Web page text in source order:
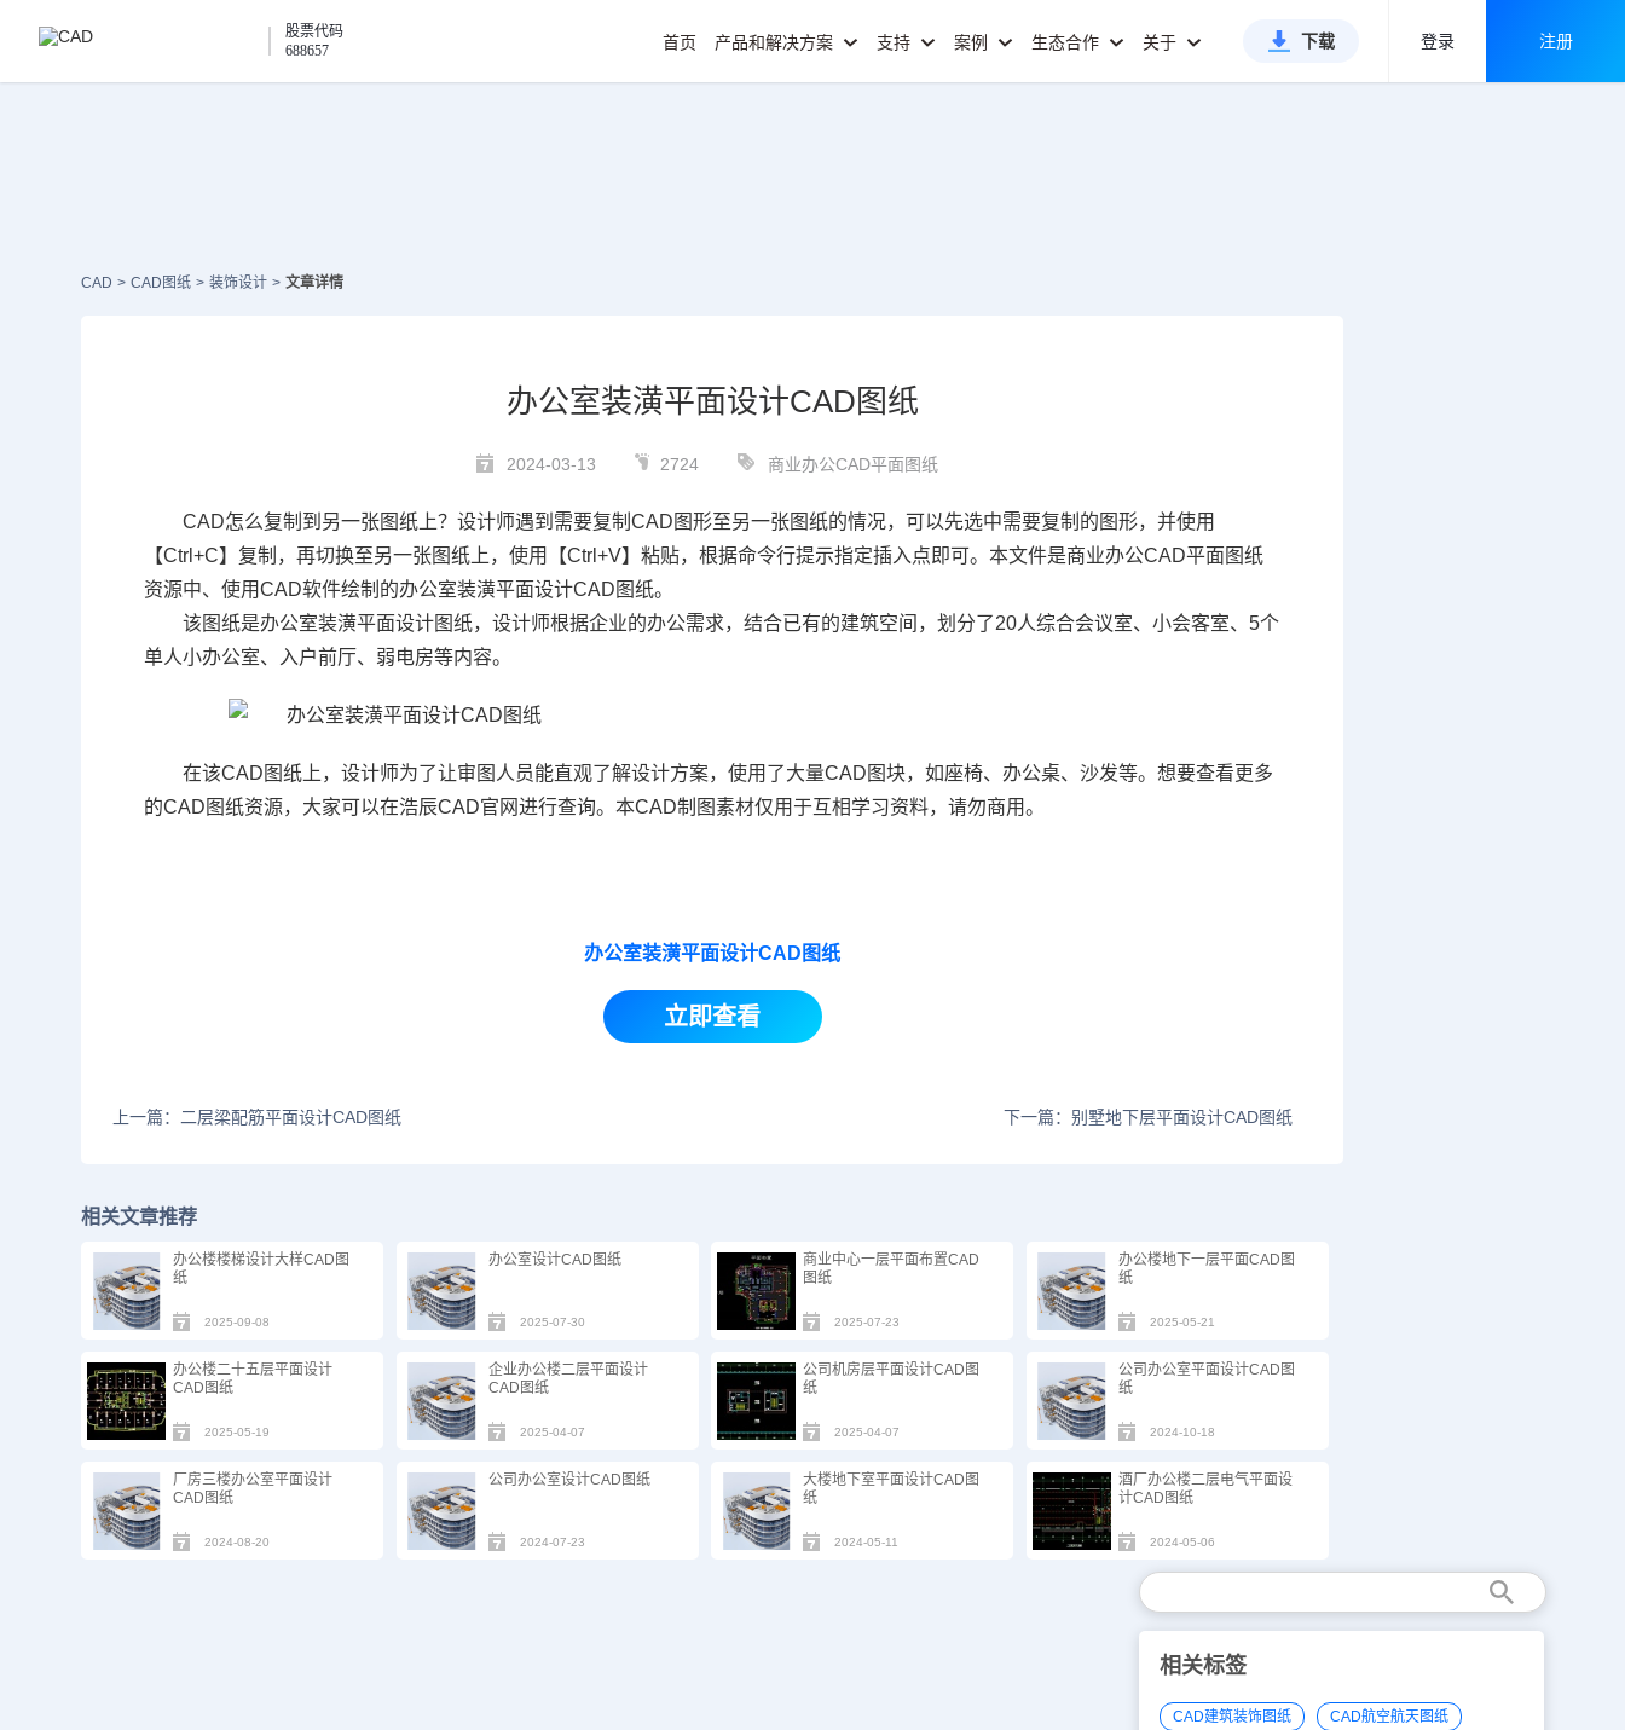
股票代码
688657
首页 产品和解决方案 支持 案例 生态合作 关于 下载 登录 注册
CAD > CAD图纸 > 装饰设计 > 文章详情
办公室装潢平面设计CAD图纸
2024-03-13 2724 商业办公CAD平面图纸
CAD怎么复制到另一张图纸上？设计师遇到需要复制CAD 图形至另一张图纸的情况，可以先选中需要复制的图形，并使用
【Ctrl+C】复制，再切换至另一张图纸上，使用【Ctrl+V】粘贴，根据命令行提示指定插入点即可。本文件是商业办公CAD平面图纸
资源中、使用CAD软件绘制的办公室装潢平面设计CAD图纸。
该图纸是办公室装潢平面设计图纸，设计师根据企业的办公需求，结合已有的建筑空间，划分了20人综合会议室、小会客室、5个
单人小办公室、入户前厅、弱电房等内容。
在该CAD图纸上，设计师为了让审图人员能直观了解设计方案，使用了大量CAD图块，如座椅、办公桌、沙发等。想要查看更多
的CAD图纸资源，大家可以在浩辰CAD官网进行查询。本CAD制图素材仅用于互相学习资料，请勿商用。
办公室装潢平面设计CAD图纸
立即查看
上一篇：二层梁配筋平面设计CAD图纸 下一篇：别墅地下层平面设计CAD图纸
相关文章推荐
办公楼楼梯设计大样CAD图
纸
2025-09-08
办公室设计CAD图纸
2025-07-30
商业中心一层平面布置CAD
图纸
2025-07-23
办公楼地下一层平面CAD图
纸
2025-05-21
办公楼二十五层平面设计
CAD图纸
2025-05-19
企业办公楼二层平面设计
CAD图纸
2025-04-07
公司机房层平面设计CAD图
纸
2025-04-07
公司办公室平面设计CAD图
纸
2024-10-18
厂房三楼办公室平面设计
CAD图纸
2024-08-20
公司办公室设计CAD图纸
2024-07-23
大楼地下室平面设计CAD图
纸
2024-05-11
酒厂办公楼二层电气平面设
计CAD图纸
2024-05-06
相关标签
CAD建筑装饰图纸 CAD航空航天图纸